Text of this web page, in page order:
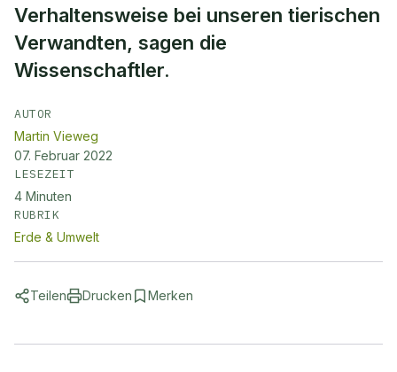
Verhaltensweise bei unseren tierischen
Verwandten, sagen die
Wissenschaftler.
AUTOR
Martin Vieweg
07. Februar 2022
LESEZEIT
4 Minuten
RUBRIK
Erde & Umwelt
Teilen Drucken Merken